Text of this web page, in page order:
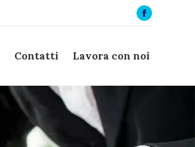
Facebook
opens
Contatti Lavora con noi